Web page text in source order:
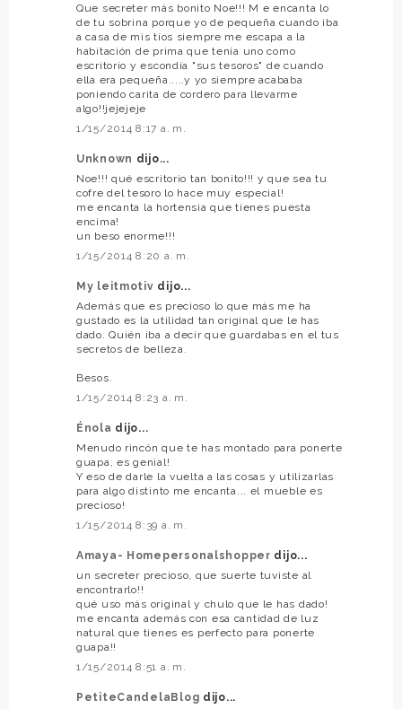
Que secreter más bonito Noe!!! M e encanta lo
de tu sobrina porque yo de pequeña cuando iba
a casa de mis tíos siempre me escapa a la
habitación de prima que tenía uno como
escritorio y escondía "sus tesoros" de cuando
ella era pequeña.....y yo siempre acababa
poniendo carita de cordero para llevarme
algo!!jejejeje
1/15/2014 8:17 a. m.
Unknown dijo...
Noe!!! qué escritorio tan bonito!!! y que sea tu
cofre del tesoro lo hace muy especial!
me encanta la hortensia que tienes puesta
encima!
un beso enorme!!!
1/15/2014 8:20 a. m.
My leitmotiv dijo...
Además que es precioso lo que más me ha
gustado es la utilidad tan original que le has
dado. Quién iba a decir que guardabas en el tus
secretos de belleza.
Besos.
1/15/2014 8:23 a. m.
Énola dijo...
Menudo rincón que te has montado para ponerte
guapa, es genial!
Y eso de darle la vuelta a las cosas y utilizarlas
para algo distinto me encanta... el mueble es
precioso!
1/15/2014 8:39 a. m.
Amaya- Homepersonalshopper dijo...
un secreter precioso, que suerte tuviste al
encontrarlo!!
qué uso más original y chulo que le has dado!
me encanta además con esa cantidad de luz
natural que tienes es perfecto para ponerte
guapa!!
1/15/2014 8:51 a. m.
PetiteCandelaBlog dijo...